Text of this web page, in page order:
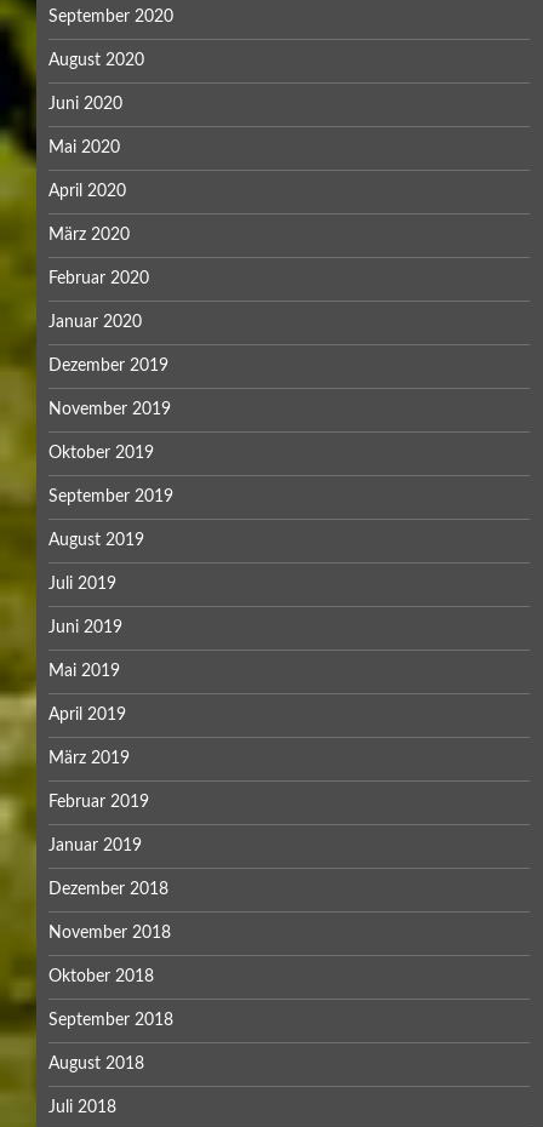
September 2020
August 2020
Juni 2020
Mai 2020
April 2020
März 2020
Februar 2020
Januar 2020
Dezember 2019
November 2019
Oktober 2019
September 2019
August 2019
Juli 2019
Juni 2019
Mai 2019
April 2019
März 2019
Februar 2019
Januar 2019
Dezember 2018
November 2018
Oktober 2018
September 2018
August 2018
Juli 2018